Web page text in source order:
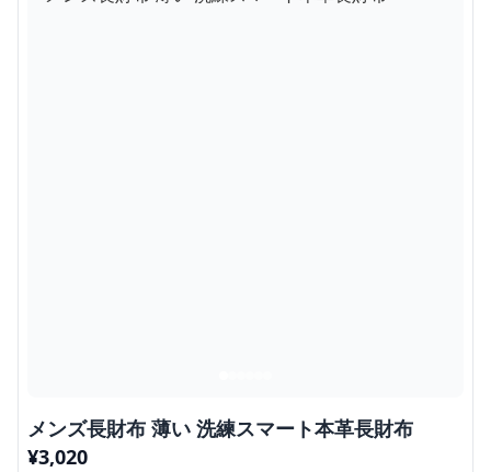
メンズ長財布 薄い 洗練スマート本革長財布
¥3,020